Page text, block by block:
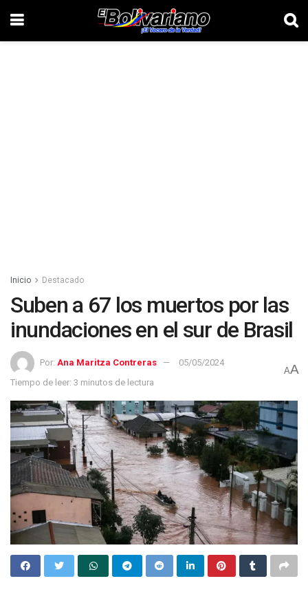
Inicio Destacado
Suben a 67 los muertos por las
inundaciones en el sur de Brasil
Por: Ana Maritza Contreras
05/05/2024
Tiempo de leer: 3 minutos de lectura
AA